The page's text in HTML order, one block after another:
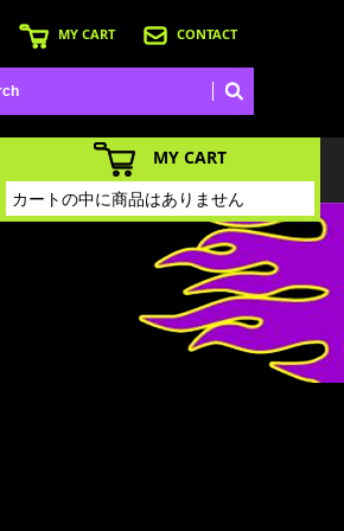
MY CART CONTACT
MY CART
カートの中に商品はありません